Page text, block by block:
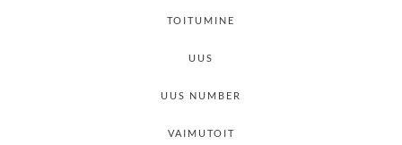
TOITUMINE
UUS
UUS NUMBER
VAIMUTOIT